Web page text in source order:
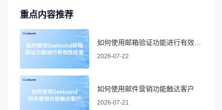
重点内容推荐
2026-07-22
如何使用邮件营销功能触达客户
2026-07-21